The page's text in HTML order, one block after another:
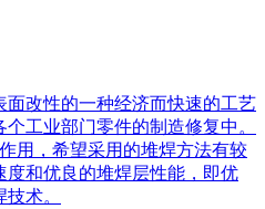
改性的一种经济而快速的工艺
工业部门零件的制造修复中。
用，希望采用的堆焊方法有较
和优良的堆焊层性能，即优
术。